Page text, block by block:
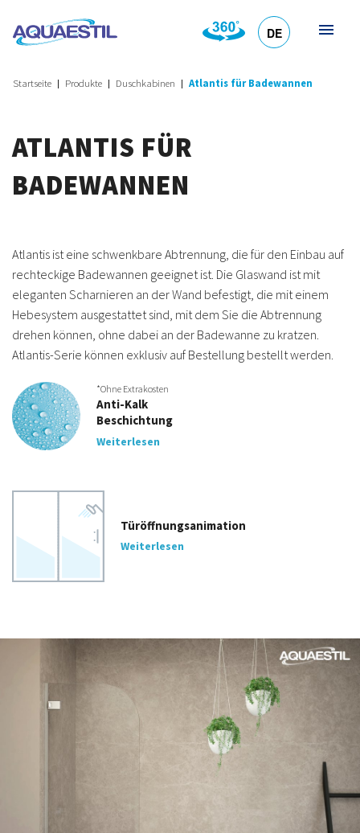
DE
Startseite Produkte Duschkabinen Atlantis für Badewannen
ATLANTIS FÜR
BADEWANNEN
Atlantis ist eine schwenkbare Abtrennung, die für den Einbau auf
rechteckige Badewannen geeignet ist. Die Glaswand ist mit
eleganten Scharnieren an der Wand befestigt, die mit einem
Hebesystem ausgestattet sind, mit dem Sie die Abtrennung
drehen können, ohne dabei an der Badewanne zu kratzen.
Atlantis-Serie können exklusiv auf Bestellung bestellt werden.
*Ohne Extrakosten
Anti-Kalk
Beschichtung
Weiterlesen
Türöffnungsanimation
Weiterlesen